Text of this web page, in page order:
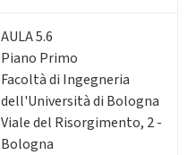
AULA 5.6
Piano Primo
Facoltà di Ingegneria
dell'Università di Bologna
Viale del Risorgimento, 2 -
Bologna